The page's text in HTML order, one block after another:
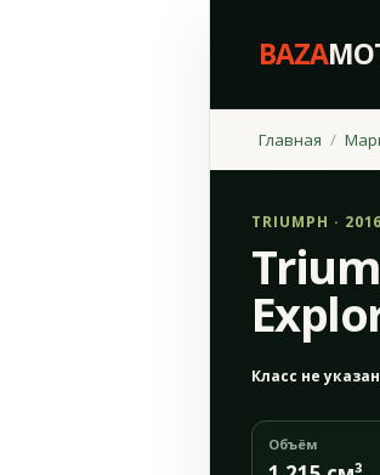
BAZA
Главная
TRIUMPH ·
Класс не
Объём